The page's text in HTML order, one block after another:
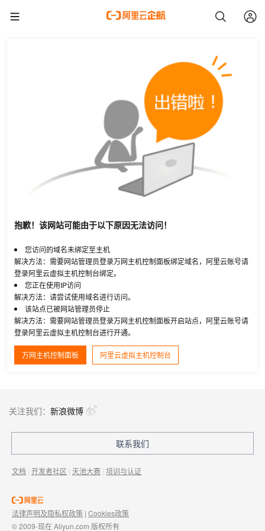
抱歉！该网站可能由于以下原因无法访问！
您访问的域名未绑定至主机
解决方法：需要网站管理员登录万网主机控制面板绑定域名，阿里云账号请
登录阿里云虚拟主机控制台绑定。
您正在使用IP访问
解决方法：请尝试使用域名进行访问。
该站点已被网站管理员停止
解决方法：需要网站管理员登录万网主机控制面板开启站点，阿里云账号请
登录阿里云虚拟主机控制台进行开通。
万网主机控制面板 阿里云虚拟主机控制台